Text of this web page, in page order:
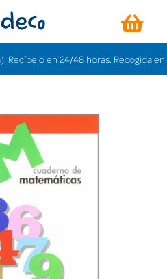
en 24/48 horas. Recogida en